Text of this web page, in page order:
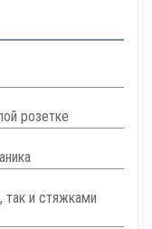
розетке
и стяжками